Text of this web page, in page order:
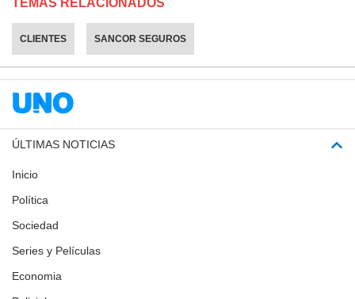
TEMAS RELACIONADOS
CLIENTES SANCOR SEGUROS
ÚLTIMAS NOTICIAS
Inicio
Política
Sociedad
Series y Películas
Economia